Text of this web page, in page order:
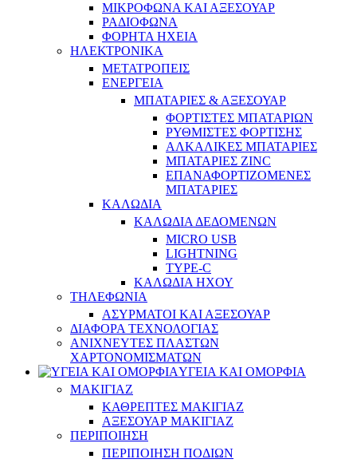
ΜΙΚΡΟΦΩΝΑ ΚΑΙ ΑΞΕΣΟΥΑΡ
ΡΑΔΙΟΦΩΝΑ
ΦΟΡΗΤΑ ΗΧΕΙΑ
ΗΛΕΚΤΡΟΝΙΚΑ
ΜΕΤΑΤΡΟΠΕΙΣ
ΕΝΕΡΓΕΙΑ
ΜΠΑΤΑΡΙΕΣ & ΑΞΕΣΟΥΑΡ
ΦΟΡΤΙΣΤΕΣ ΜΠΑΤΑΡΙΩΝ
ΡΥΘΜΙΣΤΕΣ ΦΟΡΤΙΣΗΣ
ΑΛΚΑΛΙΚΕΣ ΜΠΑΤΑΡΙΕΣ
ΜΠΑΤΑΡΙΕΣ ZINC
ΕΠΑΝΑΦΟΡΤΙΖΟΜΕΝΕΣ
ΜΠΑΤΑΡΙΕΣ
ΚΑΛΩΔΙΑ
ΚΑΛΩΔΙΑ ΔΕΔΟΜΕΝΩΝ
MICRO USB
LIGHTNING
TYPE-C
ΚΑΛΩΔΙΑ ΗΧΟΥ
ΤΗΛΕΦΩΝΙΑ
ΑΣΥΡΜΑΤΟΙ ΚΑΙ ΑΞΕΣΟΥΑΡ
ΔΙΑΦΟΡΑ ΤΕΧΝΟΛΟΓΙΑΣ
ΑΝΙΧΝΕΥΤΕΣ ΠΛΑΣΤΩΝ
ΧΑΡΤΟΝΟΜΙΣΜΑΤΩΝ
ΥΓΕΙΑ ΚΑΙ ΟΜΟΡΦΙΑ
ΜΑΚΙΓΙΑΖ
ΚΑΘΡΕΠΤΕΣ ΜΑΚΙΓΙΑΖ
ΑΞΕΣΟΥΑΡ ΜΑΚΙΓΙΑΖ
ΠΕΡΙΠΟΙΗΣΗ
ΠΕΡΙΠΟΙΗΣΗ ΠΟΔΙΩΝ